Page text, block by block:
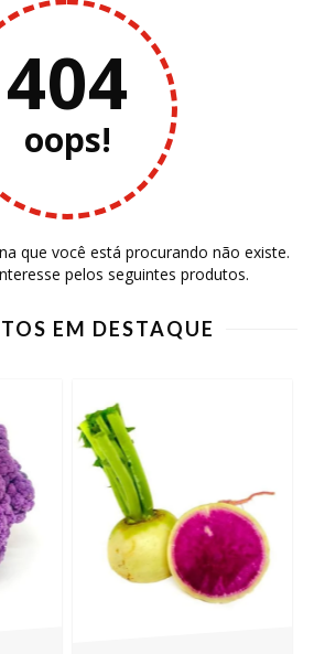
404
oops!
que você está procurando não existe.
pelos seguintes produtos.
EM DESTAQUE